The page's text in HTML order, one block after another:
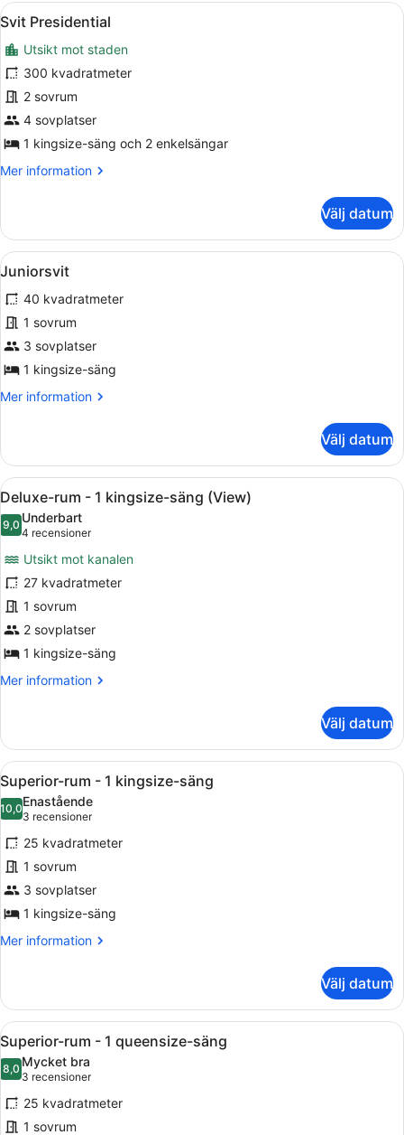
kingsize-
Öppna
alla
foton
för
Svit
Presidential
Ett rymligt rum med en stor blå
9
Svit Presidential
Utsikt mot staden
300 kvadratmeter
2 sovrum
4 sovplatser
1 kingsize-säng och 2 enkelsängar
Mer information
Mer
Presidential
Välj datum
Öppna
alla
foton
för
Juniorsvit
Ett modernt hotellrum med ett
5
Juniorsvit
40 kvadratmeter
1 sovrum
3 sovplatser
1 kingsize-säng
Mer information
Mer
Välj datum
Öppna
alla
foton
Deluxe-
rum
-
1
kingsize-
säng
Ett hotellrum med en stor säng,
8
Deluxe-rum - 1 kingsize-säng (View)
9,09,0 av 10
Underbart
4 recensioner
(4 recensioner)
Utsikt mot kanalen
27 kvadratmeter
1 sovrum
2 sovplatser
1 kingsize-säng
Mer information
Mer
rum
1
kingsize-
säng
(View)
Välj datum
Öppna
alla
foton
för
Superior-
rum
-
1
kingsize-
Ett välordnat sovrum med en
6
Superior-rum - 1 kingsize-säng
10,010,0 av 10
Enastående
3 recensioner
(3 recensioner)
25 kvadratmeter
1 sovrum
3 sovplatser
1 kingsize-säng
Mer information
Mer
rum
1
kingsize-
säng
Välj datum
Öppna
alla
foton
för
Superior-
Ett hotellrum med en stor säng,
6
Superior-rum - 1 queensize-säng
8,08,0 av 10
Mycket bra
3 recensioner
(3 recensioner)
25 kvadratmeter
1 sovrum